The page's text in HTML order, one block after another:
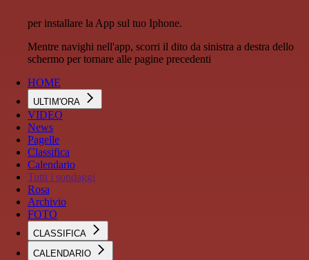
per installare la App sul tuo Iphone.
Mentre navighi nell'app, scorri il dito da sinistra a destra dello
schermo per tornare alle pagine precedenti
HOME
ULTIM'ORA
VIDEO
News
Pagelle
Classifica
Calendario
Tutti i sondaggi
Rosa
Archivio
FOTO
CLASSIFICA
CALENDARIO